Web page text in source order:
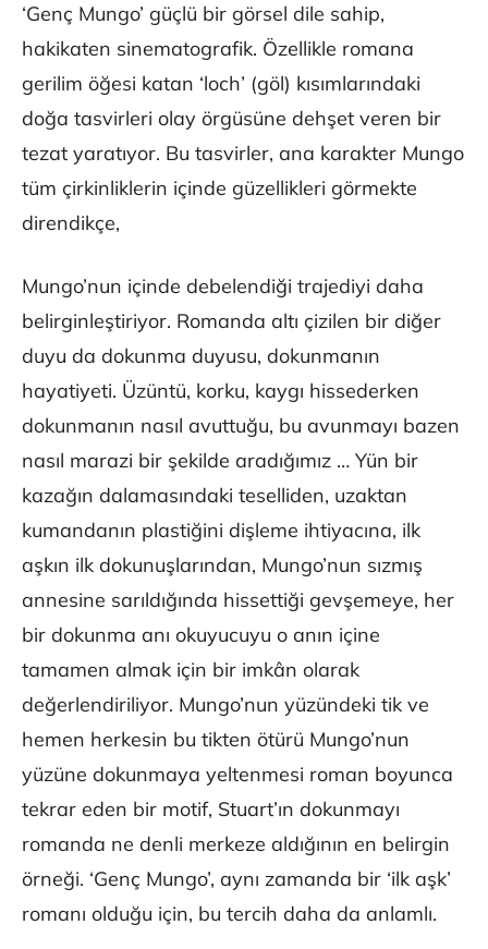
‘Genç Mungo’ güçlü bir görsel dile sahip,
hakikaten sinematografik. Özellikle romana
gerilim öğesi katan ‘loch’ (göl) kısımlarındaki
doğa tasvirleri olay örgüsüne dehşet veren bir
tezat yaratıyor. Bu tasvirler, ana karakter Mungo
tüm çirkinliklerin içinde güzellikleri görmekte
direndikçe,
Mungo’nun içinde debelendiği trajediyi daha
belirginleştiriyor. Romanda altı çizilen bir diğer
duyu da dokunma duyusu, dokunmanın
hayatiyeti. Üzüntü, korku, kaygı hissederken
dokunmanın nasıl avuttuğu, bu avunmayı bazen
nasıl marazi bir şekilde aradığımız … Yün bir
kazağın dalamasındaki teselliden, uzaktan
kumandanın plastiğini dişleme ihtiyacına, ilk
aşkın ilk dokunuşlarından, Mungo’nun sızmış
annesine sarıldığında hissettiği gevşemeye, her
bir dokunma anı okuyucuyu o anın içine
tamamen almak için bir imkân olarak
değerlendiriliyor. Mungo’nun yüzündeki tik ve
hemen herkesin bu tikten ötürü Mungo’nun
yüzüne dokunmaya yeltenmesi roman boyunca
tekrar eden bir motif, Stuart’ın dokunmayı
romanda ne denli merkeze aldığının en belirgin
örneği. ‘Genç Mungo’, aynı zamanda bir ‘ilk aşk’
romanı olduğu için, bu tercih daha da anlamlı.